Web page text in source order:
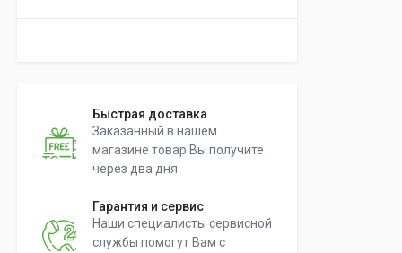
Быстрая доставка
Заказанный в нашем
магазине товар Вы получите
через два дня
Гарантия и сервис
Наши специалисты сервисной
службы помогут Вам с